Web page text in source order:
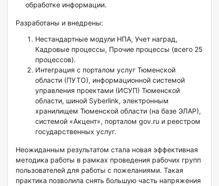
обработке информации.
Разработаны и внедрены:
Нестандартные модули НПА, Учет наград,
Кадровые процессы, Прочие процессы (всего 25
процессов).
Интеграция с порталом услуг Тюменской
области (ПУТО), информационной системой
управления проектами (ИСУП) Тюменской
области, шиной Syberlink, электронным
хранилищем Тюменской области (на базе ЭЛАР),
системой «Акцент», порталом gov.ru и реестром
государственных услуг.
Неожиданным результатом стала новая эффективная
методика работы в рамках проведения рабочих групп
пользователей для работы с пожеланиями. Такая
практика позволила снять большую часть напряжения